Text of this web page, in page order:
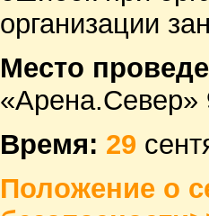
организации
Место
«Арена.Север»
Время: 29
Положение о